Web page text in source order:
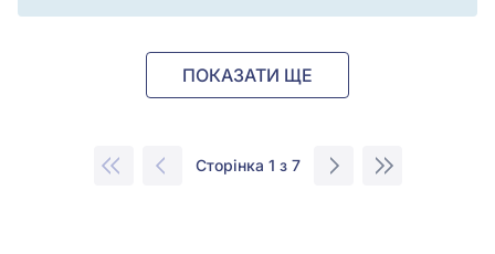
ПОКАЗАТИ ЩЕ
Сторінка 1 з 7